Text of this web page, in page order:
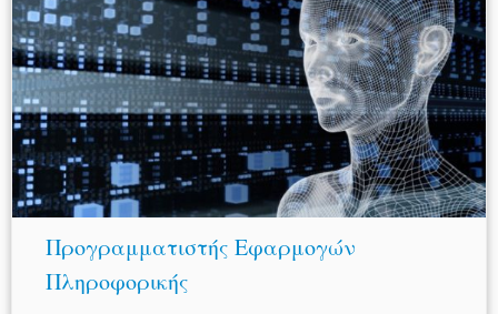
Προγραμματιστής Εφαρμογών
Πληροφορικής